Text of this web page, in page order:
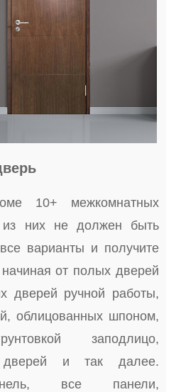
10+ межкомнатных
них не должен быть
варианты и получите
от полых дверей
дверей ручной работы,
облицованных шпоном,
заподлицо,
дверей и так далее.
все панели,